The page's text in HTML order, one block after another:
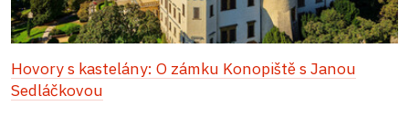
Hovory s kastelány: O zámku Konopiště s Janou
Sedláčkovou